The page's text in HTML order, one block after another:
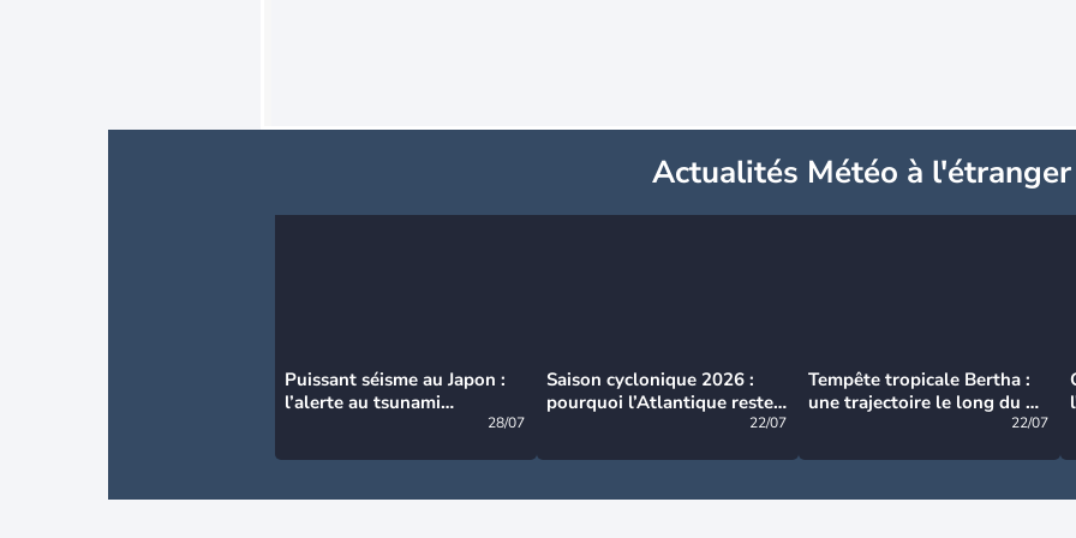
Actualités Météo à l'étranger
Puissant séisme au Japon :
l’alerte au tsunami
28/07
Saison cyclonique 2026 :
pourquoi l’Atlantique reste
22/07
Tempête tropicale Bertha :
une trajectoire le long du du
22/07